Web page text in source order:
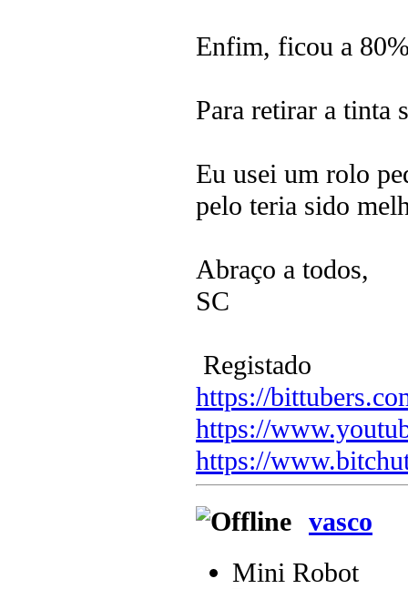
Enfim, ficou a
Para retirar a tinta
Eu usei um rolo
pelo teria sido
Abraço a todos,
SC
Registado
https://
https://
https://
vasco
Mini Robot